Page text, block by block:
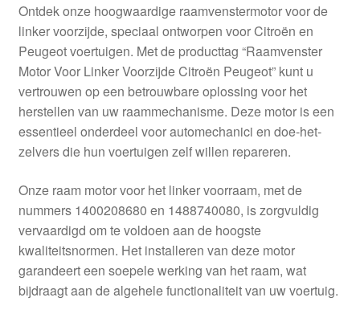
Contact
Kassa
Klachten
Klachtenprocedure
Levering
Mijn account
Over ons
Ontdek onze hoogwaardige raamvenstermotor voor de
linker voorzijde, speciaal ontworpen voor Citroën en
Peugeot voertuigen. Met de producttag “Raamvenster
Motor Voor Linker Voorzijde Citroën Peugeot” kunt u
vertrouwen op een betrouwbare oplossing voor het
herstellen van uw raammechanisme. Deze motor is een
essentieel onderdeel voor automechanici en doe-het-
zelvers die hun voertuigen zelf willen repareren.
Onze raam motor voor het linker voorraam, met de
nummers 1400208680 en 1488740080, is zorgvuldig
vervaardigd om te voldoen aan de hoogste
kwaliteitsnormen. Het installeren van deze motor
garandeert een soepele werking van het raam, wat
bijdraagt aan de algehele functionaliteit van uw voertuig.